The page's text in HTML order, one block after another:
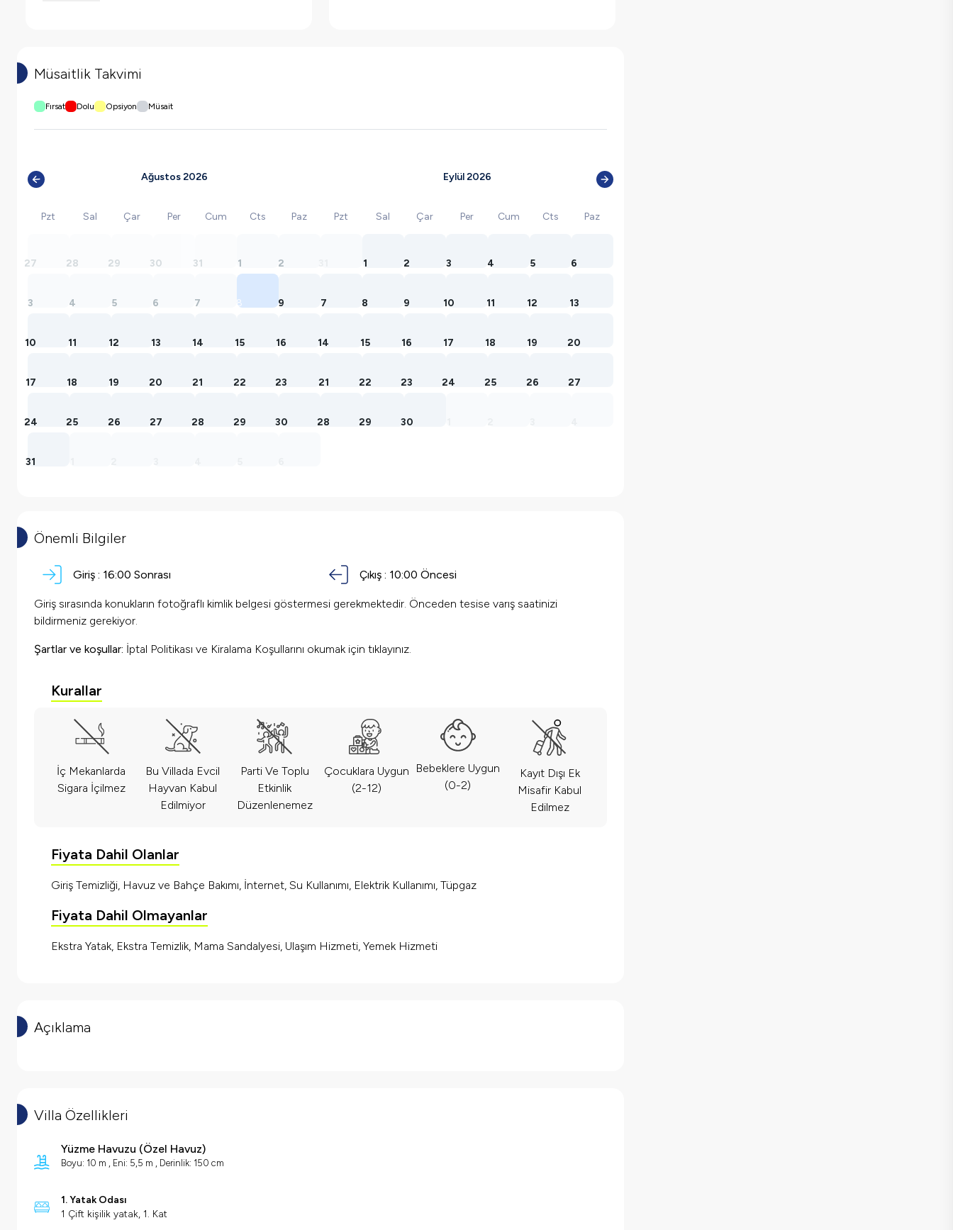
Müsaitlik Takvimi
Fırsat Dolu Opsiyon Müsait
Ağustos 2026
Pzt Sal Çar Per Cum Cts Paz
27 28 29 30 31 1 2
3 4 5 6 7 8 9
10 11 12 13 14 15 16
17 18 19 20 21 22 23
24 25 26 27 28 29 30
31
Eylül 2026
Pzt Sal Çar Per Cum Cts Paz
1 2 3 4 5 6
7 8 9 10 11 12 13
14 15 16 17 18 19 20
21 22 23 24 25 26 27
28 29 30
Önemli Bilgiler
Giriş : 16:00 Sonrası Çıkış : 10:00 Öncesi
Giriş sırasında konukların fotoğraflı kimlik belgesi göstermesi gerekmektedir. Önceden tesise varış saatinizi
bildirmeniz gerekiyor.
Şartlar ve koşullar: İptal Politikası ve Kiralama Koşullarını okumak için tıklayınız.
Kurallar
İç Mekanlarda
Sigara İçilmez
Bu Villada Evcil
Hayvan Kabul
Edilmiyor
Parti Ve Toplu
Etkinlik
Düzenlenemez
Çocuklara Uygun
(2-12)
Bebeklere Uygun
(0-2)
Kayıt Dışı Ek
Misafir Kabul
Edilmez
Fiyata Dahil Olanlar
Giriş Temizliği, Havuz ve Bahçe Bakımı, İnternet, Su Kullanımı, Elektrik Kullanımı, Tüpgaz
Fiyata Dahil Olmayanlar
Ekstra Yatak, Ekstra Temizlik, Mama Sandalyesi, Ulaşım Hizmeti, Yemek Hizmeti
Açıklama
Villa Özellikleri
Yüzme Havuzu (Özel Havuz)
Boyu: 10 m , Eni: 5,5 m , Derinlik: 150 cm
1. Yatak Odası
1 Çift kişilik yatak, 1. Kat